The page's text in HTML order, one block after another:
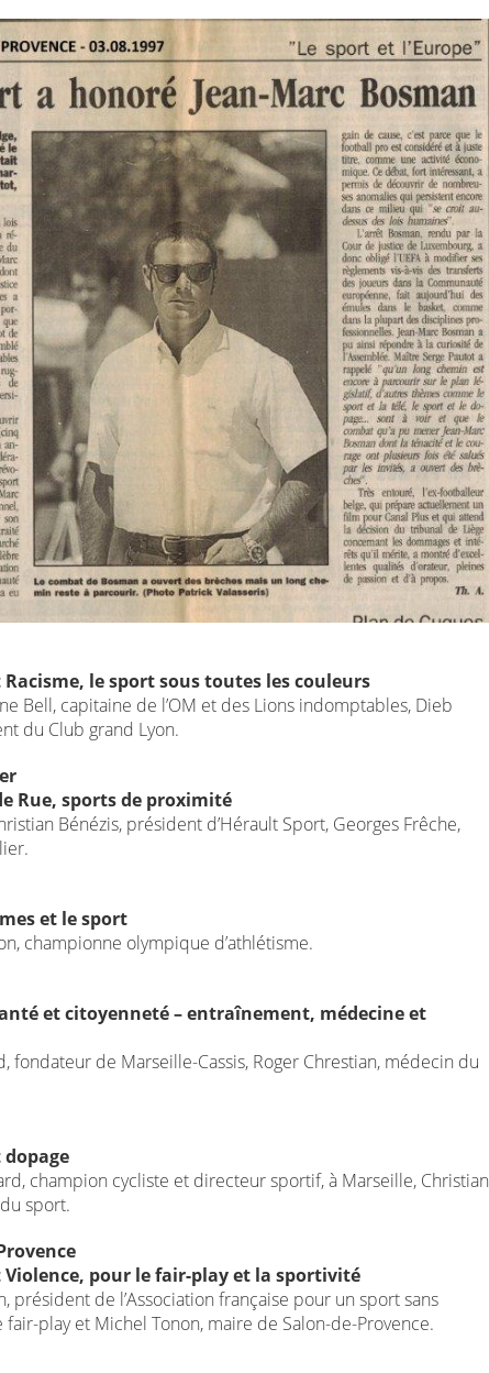
Racisme, le sport sous toutes les couleurs
Bell, capitaine de l’OM et des Lions indomptables, Dieb
du Club grand Lyon.
Rue, sports de proximité
Bénézis, président d’Hérault Sport, Georges Frêche,
et le sport
championne olympique d’athlétisme.
et citoyenneté – entraînement, médecine et
fondateur de Marseille-Cassis, Roger Chrestian, médecin du
dopage
champion cycliste et directeur sportif, à Marseille, Christian
sport.
Violence, pour le fair-play et la sportivité
président de l’Association française pour un sport sans
play et Michel Tonon, maire de Salon-de-Provence.